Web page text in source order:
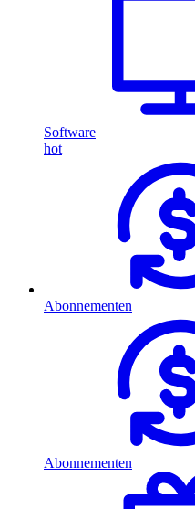
Software
hot
Abonnementen
Abonnementen